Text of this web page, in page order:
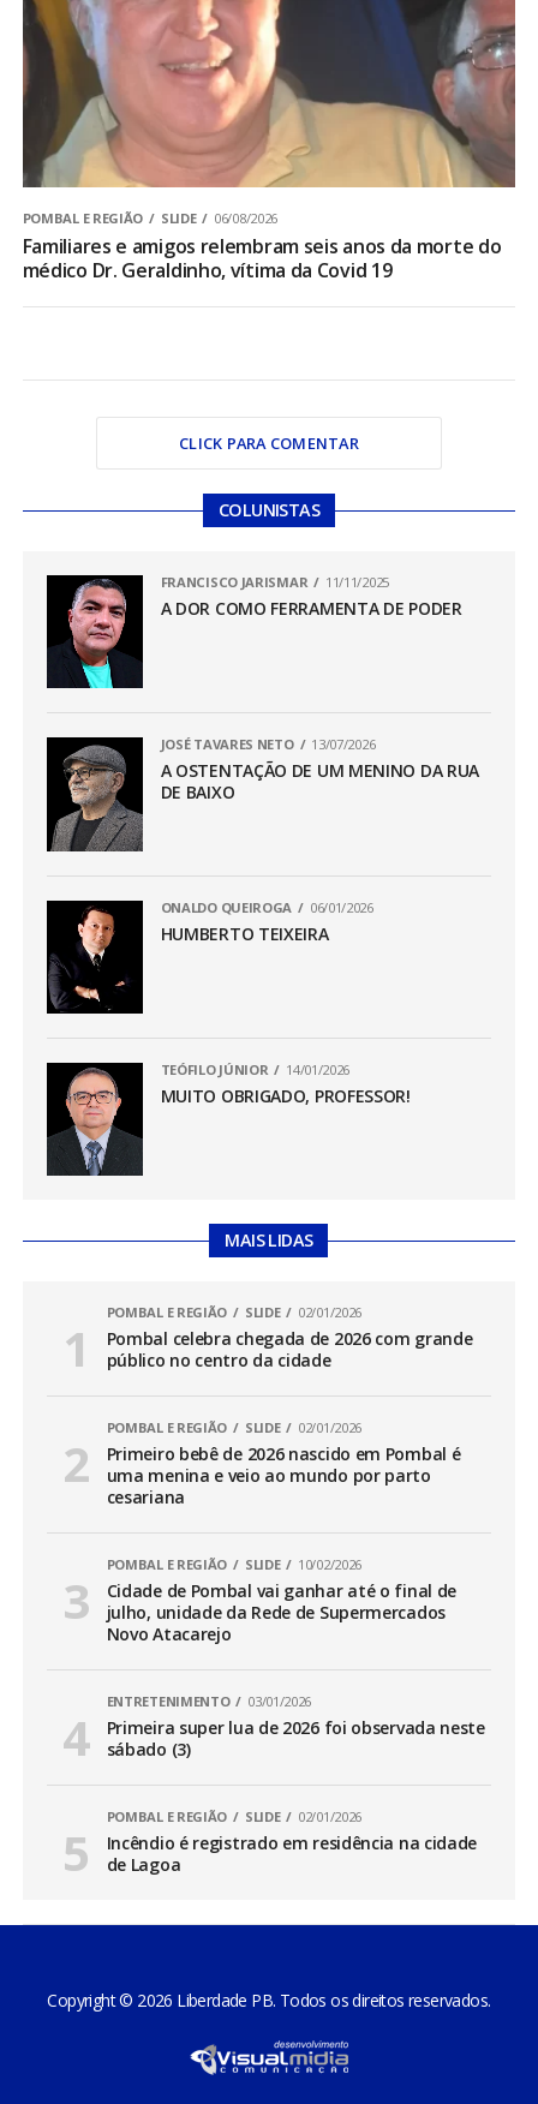
POMBAL E REGIÃO SLIDE 06/08/2026
Familiares e amigos relembram seis anos da morte do
médico Dr. Geraldinho, vítima da Covid 19
CLICK PARA COMENTAR
COLUNISTAS
FRANCISCO JARISMAR 11/11/2025
A DOR COMO FERRAMENTA DE PODER
JOSÉ TAVARES NETO 13/07/2026
A OSTENTAÇÃO DE UM MENINO DA RUA
DE BAIXO
ONALDO QUEIROGA 06/01/2026
HUMBERTO TEIXEIRA
TEÓFILO JÚNIOR 14/01/2026
MUITO OBRIGADO, PROFESSOR!
MAIS LIDAS
POMBAL E REGIÃO SLIDE 02/01/2026
Pombal celebra chegada de 2026 com grande
público no centro da cidade
POMBAL E REGIÃO SLIDE 02/01/2026
Primeiro bebê de 2026 nascido em Pombal é
uma menina e veio ao mundo por parto
cesariana
POMBAL E REGIÃO SLIDE 10/02/2026
Cidade de Pombal vai ganhar até o final de
julho, unidade da Rede de Supermercados
Novo Atacarejo
ENTRETENIMENTO 03/01/2026
Primeira super lua de 2026 foi observada neste
sábado (3)
POMBAL E REGIÃO SLIDE 02/01/2026
Incêndio é registrado em residência na cidade
de Lagoa
Copyright © 2026 Liberdade PB. Todos os direitos reservados.